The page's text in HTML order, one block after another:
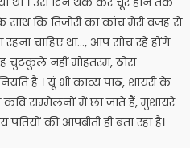
कि तिजोरी का कांच मेरी वजह से
चाहिए था…, आप सोच रहे होंगे
चुटकुले नहीं मोहतरम, ठोस
है । यूं भी काव्य पाठ, शायरी के
सम्मेलनों में छा जाते हैं, मुशायरे
की आपबीती ही बता रहा है।